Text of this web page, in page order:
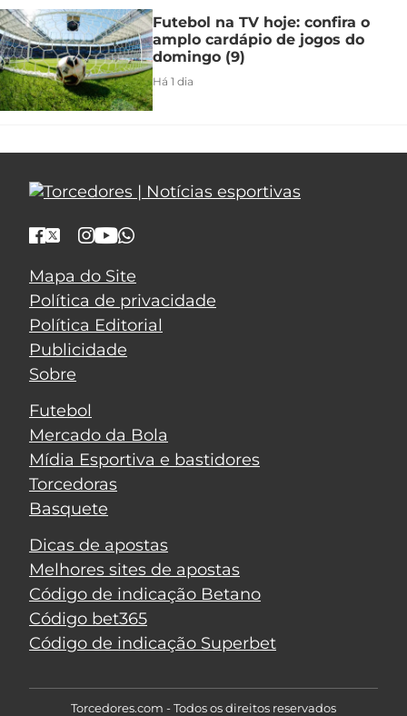
Futebol na TV hoje: confira o
amplo cardápio de jogos do
domingo (9)
Há 1 dia
Mapa do Site
Política de privacidade
Política Editorial
Publicidade
Sobre
Futebol
Mercado da Bola
Mídia Esportiva e bastidores
Torcedoras
Basquete
Dicas de apostas
Melhores sites de apostas
Código de indicação Betano
Código bet365
Código de indicação Superbet
Torcedores.com - Todos os direitos reservados